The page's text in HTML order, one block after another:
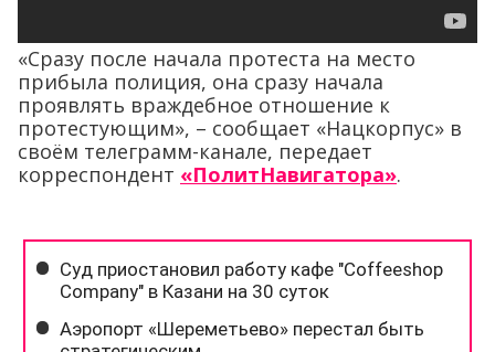
«Сразу после начала протеста на место
прибыла полиция, она сразу начала
проявлять враждебное отношение к
протестующим», – сообщает «Нацкорпус» в
своём телеграмм-канале, передает
корреспондент «ПолитНавигатора».